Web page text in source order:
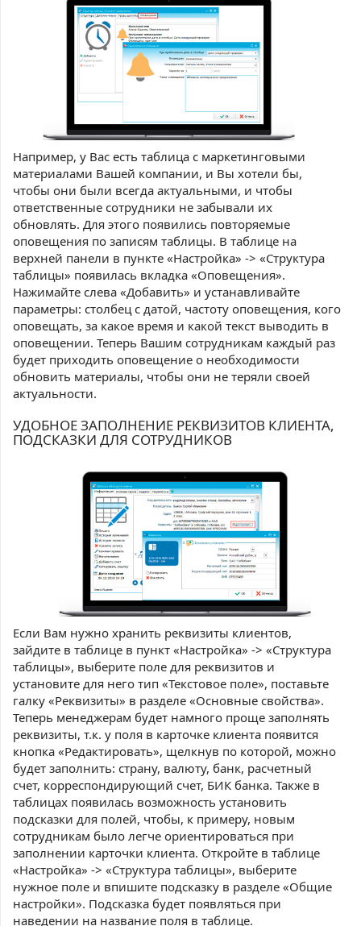
Например, у Вас есть таблица с маркетинговыми
материалами Вашей компании, и Вы хотели бы,
чтобы они были всегда актуальными, и чтобы
ответственные сотрудники не забывали их
обновлять. Для этого появились повторяемые
оповещения по записям таблицы. В таблице на
верхней панели в пункте «Настройка» -> «Структура
таблицы» появилась вкладка «Оповещения».
Нажимайте слева «Добавить» и устанавливайте
параметры: столбец с датой, частоту оповещения, кого
оповещать, за какое время и какой текст выводить в
оповещении. Теперь Вашим сотрудникам каждый раз
будет приходить оповещение о необходимости
обновить материалы, чтобы они не теряли своей
актуальности.
УДОБНОЕ ЗАПОЛНЕНИЕ РЕКВИЗИТОВ КЛИЕНТА,
ПОДСКАЗКИ ДЛЯ СОТРУДНИКОВ
Если Вам нужно хранить реквизиты клиентов,
зайдите в таблице в пункт «Настройка» -> «Структура
таблицы», выберите поле для реквизитов и
установите для него тип «Текстовое поле», поставьте
галку «Реквизиты» в разделе «Основные свойства».
Теперь менеджерам будет намного проще заполнять
реквизиты, т.к. у поля в карточке клиента появится
кнопка «Редактировать», щелкнув по которой, можно
будет заполнить: страну, валюту, банк, расчетный
счет, корреспондирующий счет, БИК банка. Также в
таблицах появилась возможность установить
подсказки для полей, чтобы, к примеру, новым
сотрудникам было легче ориентироваться при
заполнении карточки клиента. Откройте в таблице
«Настройка» -> «Структура таблицы», выберите
нужное поле и впишите подсказку в разделе «Общие
настройки». Подсказка будет появляться при
наведении на название поля в таблице.